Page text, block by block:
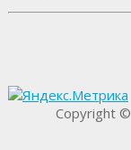
Copyright